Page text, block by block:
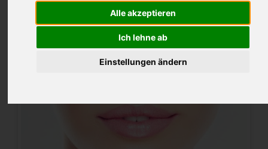
Alle akzeptieren
Ich lehne ab
Einstellungen ändern